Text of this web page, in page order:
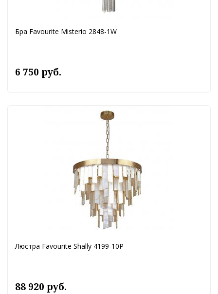
Бра Favourite Misterio 2848-1W
6 750 руб.
Люстра Favourite Shally 4199-10P
88 920 руб.